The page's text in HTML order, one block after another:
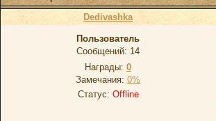
Dedivashka
Пользователь
Сообщений: 14
Награды: 0
Замечания: 0%
Статус: Offline